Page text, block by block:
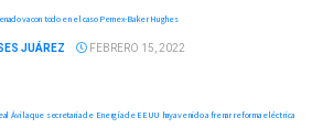
va con todo en el caso Pemex-Baker Hughes
JUÁREZ FEBRERO 15, 2022
Ávila que secretaria de Energía de EEUU haya venido a frenar reforma eléctrica